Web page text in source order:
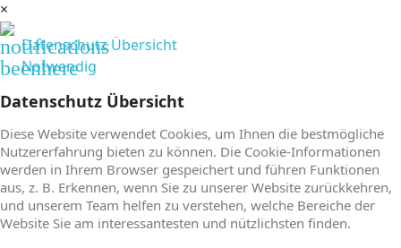
×
notifications
Datenschutz Übersicht
beenhere
Notwendig
Datenschutz Übersicht
Diese Website verwendet Cookies, um Ihnen die bestmögliche
Nutzererfahrung bieten zu können. Die Cookie-Informationen
werden in Ihrem Browser gespeichert und führen Funktionen
aus, z. B. Erkennen, wenn Sie zu unserer Website zurückkehren,
und unserem Team helfen zu verstehen, welche Bereiche der
Website Sie am interessantesten und nützlichsten finden.